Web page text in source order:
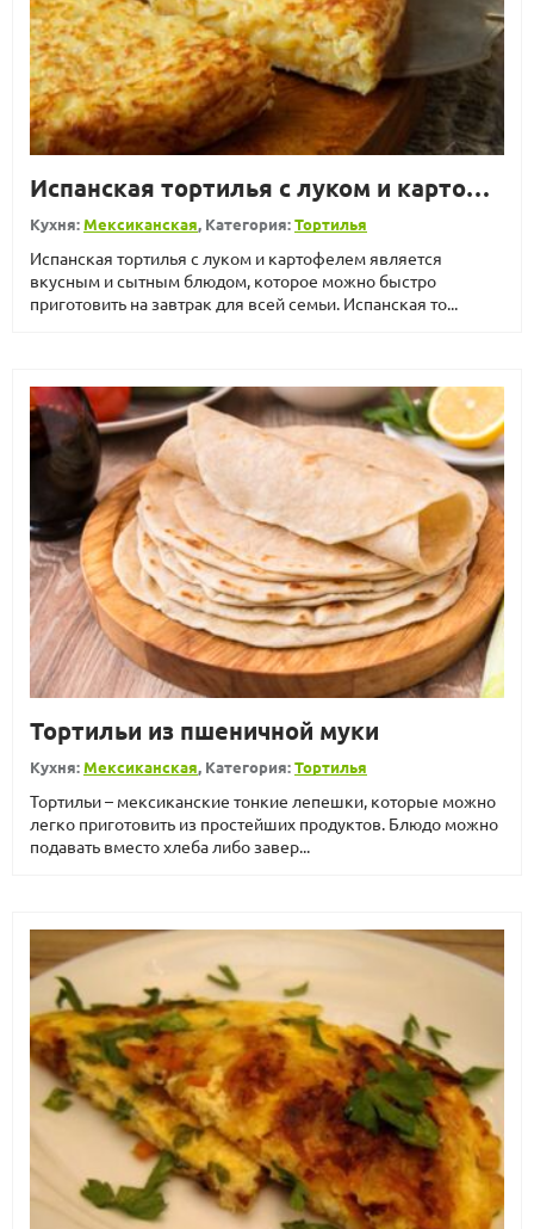
Испанская тортилья с луком и картофелем
Кухня:Мексиканская, Категория:Тортилья
Испанская тортилья с луком и картофелем является
вкусным и сытным блюдом, которое можно быстро
приготовить на завтрак для всей семьи. Испанская то...
Тортильи из пшеничной муки
Кухня:Мексиканская, Категория:Тортилья
Тортильи – мексиканские тонкие лепешки, которые можно
легко приготовить из простейших продуктов. Блюдо можно
подавать вместо хлеба либо завер...